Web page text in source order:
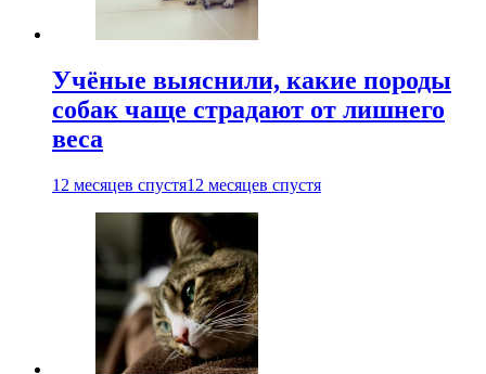
Учёные выяснили, какие породы
собак чаще страдают от лишнего
веса
12 месяцев спустя12 месяцев спустя